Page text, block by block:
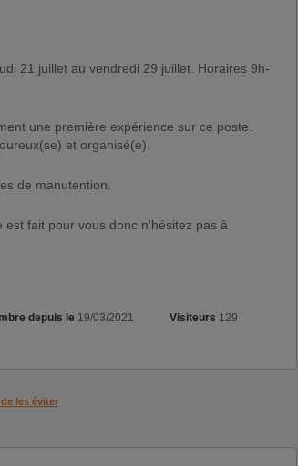
21 juillet au vendredi 29 juillet. Horaires 9h-
une première expérience sur ce poste.
et organisé(e).
de manutention.
fait pour vous donc n'hésitez pas à
depuis le 19/03/2021 Visiteurs 129
les éviter